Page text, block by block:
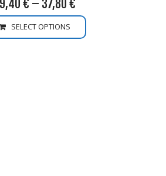
€ – 37,80 €
SELECT OPTIONS